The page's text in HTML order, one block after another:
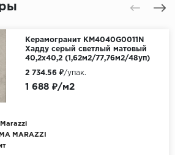
Керамогранит KM4040G0011N
Хадду серый светлый матовый
40,2х40,2 (1,62м2/77,76м2/48уп)
МАRАZZI
1 688 ₽/м2
2 734.56 ₽/упак.